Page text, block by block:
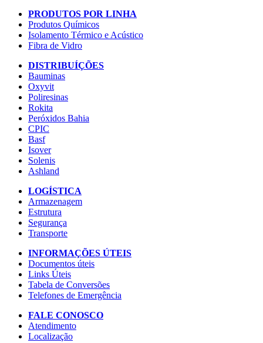
PRODUTOS POR LINHA
Produtos Químicos
Isolamento Térmico e Acústico
Fibra de Vidro
DISTRIBUÍÇÕES
Bauminas
Oxyvit
Poliresinas
Rokita
Peróxidos Bahia
CPIC
Basf
Isover
Solenis
Ashland
LOGÍSTICA
Armazenagem
Estrutura
Segurança
Transporte
INFORMAÇÕES ÚTEIS
Documentos úteis
Links Úteis
Tabela de Conversões
Telefones de Emergência
FALE CONOSCO
Atendimento
Localização